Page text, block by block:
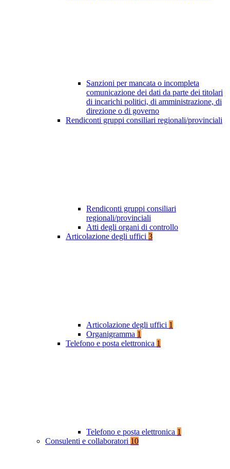
Sanzioni per mancata o incompleta
comunicazione dei dati da parte dei titolari
di incarichi politici, di amministrazione, di
direzione o di governo
Rendiconti gruppi consiliari regionali/provinciali
Rendiconti gruppi consiliari
regionali/provinciali
Atti degli organi di controllo
Articolazione degli uffici 3
Articolazione degli uffici 1
Organigramma 1
Telefono e posta elettronica 1
Telefono e posta elettronica 1
Consulenti e collaboratori 10